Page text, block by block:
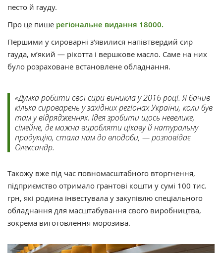
песто й гауду.
Про це пише регіональне видання 18000.
Першими у сироварні з’явилися напівтвердий сир
гауда, м’який — рікотта і вершкове масло. Саме на них
було розраховане встановлене обладнання.
«Думка робити свої сири виникла у 2016 році. Я бачив
кілька сироварень у західних регіонах України, коли був
там у відрядженнях. Ідея зробити щось невелике,
сімейне, де можна виробляти цікаву й натуральну
продукцію, стала нам до вподоби, — розповідає
Олександр.
Такожу вже під час повномасштабного вторгнення,
підприємство отримало грантові кошти у сумі 100 тис.
грн, які родина інвестувала у закупівлю спеціального
обладнання для масштабування свого виробництва,
зокрема виготовлення морозива.